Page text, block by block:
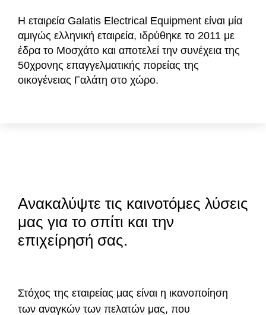
Η εταιρεία Galatis Electrical Equipment είναι μία
αμιγώς ελληνική εταιρεία, ιδρύθηκε το 2011 με
έδρα το Μοσχάτο και αποτελεί την συνέχεια της
50χρονης επαγγελματικής πορείας της
οικογένειας Γαλάτη στο χώρο.
Ανακαλύψτε τις καινοτόμες λύσεις
μας για το σπίτι και την
επιχείρησή σας.
Στόχος της εταιρείας μας είναι η ικανοποίηση
των αναγκών των πελατών μας, που